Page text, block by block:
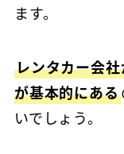
ます。
レンタカー会
が基本的にある
いでしょう。